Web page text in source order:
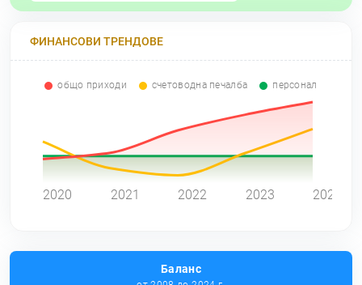
ФИНАНСОВИ ТРЕНДОВЕ
общо приходи счетоводна печалба персонал
2020 2021 2022 2023 2024
Баланс